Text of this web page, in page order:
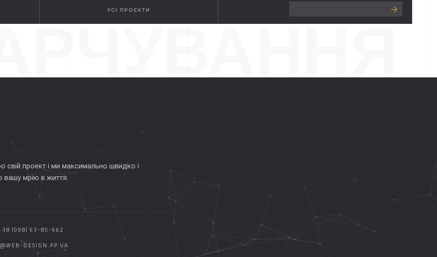
STYLE”
УСІ ПРОЄКТИ
свій проект і ми максимально швидко і
вашу мрію в життя.
(098) 63-85-662
DESIGN.PP.UA